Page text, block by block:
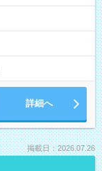
詳細へ
掲載日：2026.07.26